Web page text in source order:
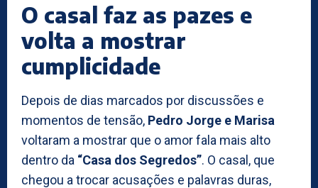
O casal faz as pazes e
volta a mostrar
cumplicidade
Depois de dias marcados por discussões e
momentos de tensão, Pedro Jorge e Marisa
voltaram a mostrar que o amor fala mais alto
dentro da “Casa dos Segredos”. O casal, que
chegou a trocar acusações e palavras duras,